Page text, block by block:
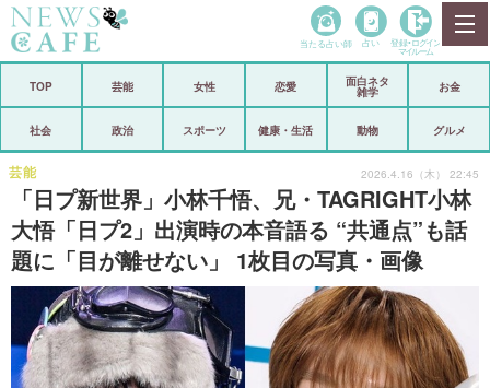
政治
芸能 スポーツ
恋愛 ビックリ
コメントポスト アリ／ナシ
リリース ショップ
当たる占い師 占い 登録• ログイン
マイルーム
TOP 芸能 女性 恋愛
面白ネタ
雑学
お金
社会 政治 スポーツ 健康・生活 動物 グルメ
「日プ新世界」小林千悟、兄・TAGRIGHT小林
大悟「日プ2」出演時の本音語る “共通点”も話
題に「目が離せない」 1枚目の写真・画像
芸能 2026.4.16（木） 22:45